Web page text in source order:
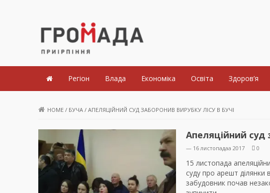
Громада Приірпіння
Регіон Влада Економіка Освіта Здоров’я
HOME / БУЧА / АПЕЛЯЦІЙНИЙ СУД ЗАБОРОНИВ ВИРУБКУ ЛІСУ В БУЧІ
Апеляційний суд
— 16 листопадаа 2017 0
15 листопада
суду про арешт ділянки
забудовник почав